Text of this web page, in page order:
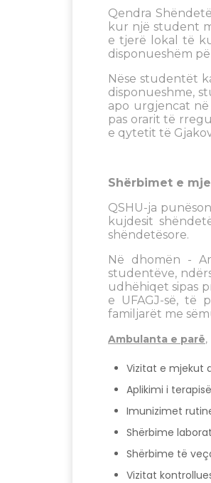
Qendra
kur një student
e tjerë lokal të
disponueshëm
Nëse studentët
disponueshme,
apo urgjencat
pas orarit të
e qytetit të
Shërbimet e
QSHU-ja
kujdesit
shëndetësore.
Në dhomën -
studentëve,
udhëhiqet sipas
e UFAGJ-së,
familjarët me
Ambulanta e parë,
Vizitat e mjekut
Aplikimi i
Imunizimet
Shërbime
Shërbime të
Vizitat